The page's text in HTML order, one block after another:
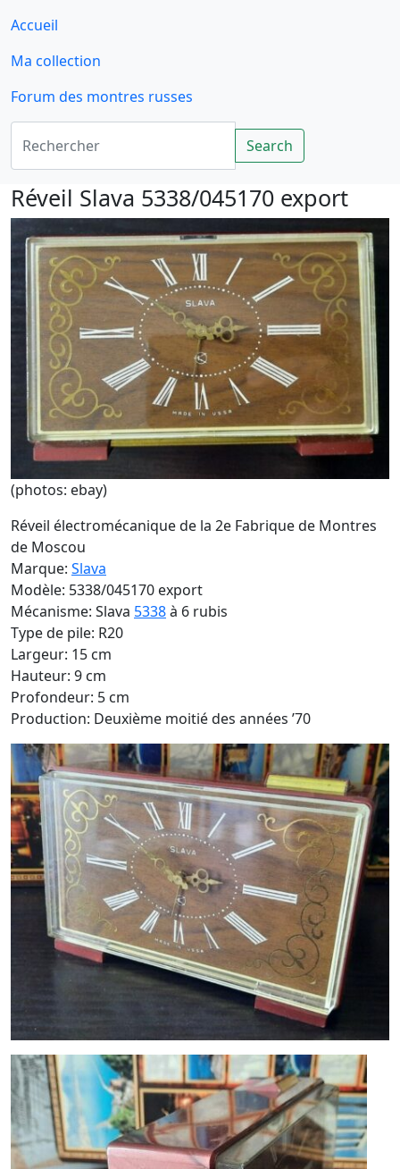
Accueil
Ma collection
Forum des montres russes
Rechercher
Search
Réveil Slava 5338/045170 export
(photos: ebay)
Réveil électromécanique de la 2e Fabrique de Montres
de Moscou
Marque: Slava
Modèle: 5338/045170 export
Mécanisme: Slava 5338à 6 rubis
Type de pile: R20
Largeur: 15 cm
Hauteur: 9 cm
Profondeur: 5 cm
Production: Deuxième moitié des années ’70